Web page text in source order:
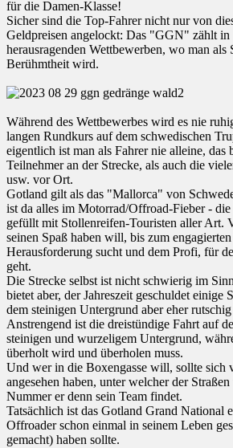
für die Damen-Klasse!
Sicher sind die Top-Fahrer nicht nur von
Geldpreisen angelockt: Das "GGN" zählt in
herausragenden Wettbewerben, wo man als
Berühmtheit wird.
Während des Wettbewerbes wird es nie
langen Rundkurs auf dem schwedischen
eigentlich ist man als Fahrer nie alleine, das
Teilnehmer an der Strecke, als auch die
usw. vor Ort.
Gotland gilt als das "Mallorca" von
ist da alles im Motorrad/Offroad-Fieber -
gefüllt mit Stollenreifen-Touristen aller Art.
seinen Spaß haben will, bis zum
Herausforderung sucht und dem Profi, für
geht.
Die Strecke selbst ist nicht schwierig im
bietet aber, der Jahreszeit geschuldet einige
dem steinigen Untergrund aber eher
Anstrengend ist die dreistündige Fahrt auf
steinigen und wurzeligem Untergrund,
überholt wird und überholen muss.
Und wer in die Boxengasse will, sollte sich
angesehen haben, unter welcher der
Nummer er denn sein Team findet.
Tatsächlich ist das Gotland Grand National
Offroader schon einmal in seinem Leben
gemacht) haben sollte.